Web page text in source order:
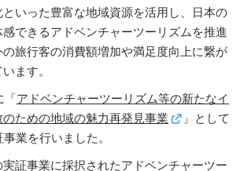
いった豊富な地域資源を活用し、日本の
できるアドベンチャーツーリズムを推進
旅行客の消費額増加や満足度向上に繋が
ます。
「アドベンチャーツーリズム等の新たなイ
ための地域の魅力再発見事業
」として
業を行いました。
証事業に採択されたアドベンチャーツー